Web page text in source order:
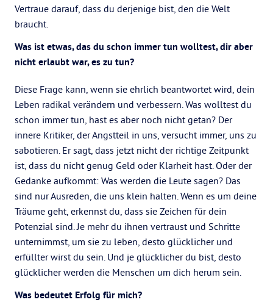
Vertraue darauf, dass du derjenige bist, den die Welt
braucht.
Was ist etwas, das du schon immer tun wolltest, dir aber
nicht erlaubt war, es zu tun?
Diese Frage kann, wenn sie ehrlich beantwortet wird, dein
Leben radikal verändern und verbessern. Was wolltest du
schon immer tun, hast es aber noch nicht getan? Der
innere Kritiker, der Angstteil in uns, versucht immer, uns zu
sabotieren. Er sagt, dass jetzt nicht der richtige Zeitpunkt
ist, dass du nicht genug Geld oder Klarheit hast. Oder der
Gedanke aufkommt: Was werden die Leute sagen? Das
sind nur Ausreden, die uns klein halten. Wenn es um deine
Träume geht, erkennst du, dass sie Zeichen für dein
Potenzial sind. Je mehr du ihnen vertraust und Schritte
unternimmst, um sie zu leben, desto glücklicher und
erfüllter wirst du sein. Und je glücklicher du bist, desto
glücklicher werden die Menschen um dich herum sein.
Was bedeutet Erfolg für mich?